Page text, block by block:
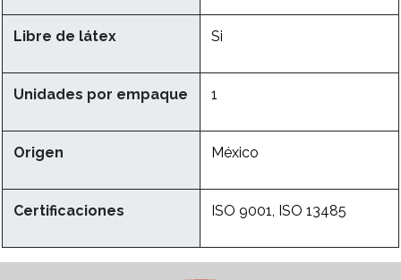
Libre de látex Si
Unidades por empaque 1
Origen México
Certificaciones ISO 9001, ISO 13485